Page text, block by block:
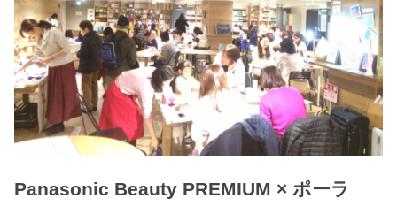
Panasonic Beauty PREMIUM × ポーラ